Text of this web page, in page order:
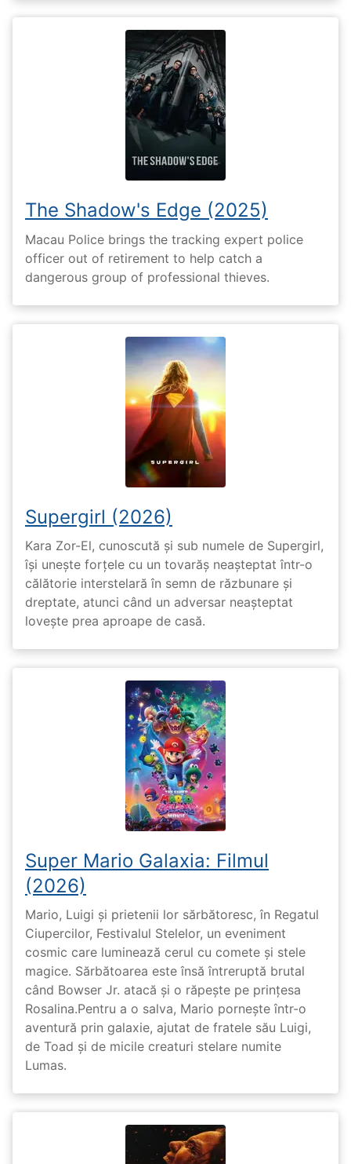
The Shadow's Edge (2025)
Macau Police brings the tracking expert police
officer out of retirement to help catch a
dangerous group of professional thieves.
Supergirl (2026)
Kara Zor-El, cunoscută și sub numele de Supergirl,
își unește forțele cu un tovarăș neașteptat într-o
călătorie interstelară în semn de răzbunare și
dreptate, atunci când un adversar neașteptat
lovește prea aproape de casă.
Super Mario Galaxia: Filmul
(2026)
Mario, Luigi și prietenii lor sărbătoresc, în Regatul
Ciupercilor, Festivalul Stelelor, un eveniment
cosmic care luminează cerul cu comete și stele
magice. Sărbătoarea este însă întreruptă brutal
când Bowser Jr. atacă și o răpește pe prinţesa
Rosalina.Pentru a o salva, Mario pornește într-o
aventură prin galaxie, ajutat de fratele său Luigi,
de Toad și de micile creaturi stelare numite
Lumas.